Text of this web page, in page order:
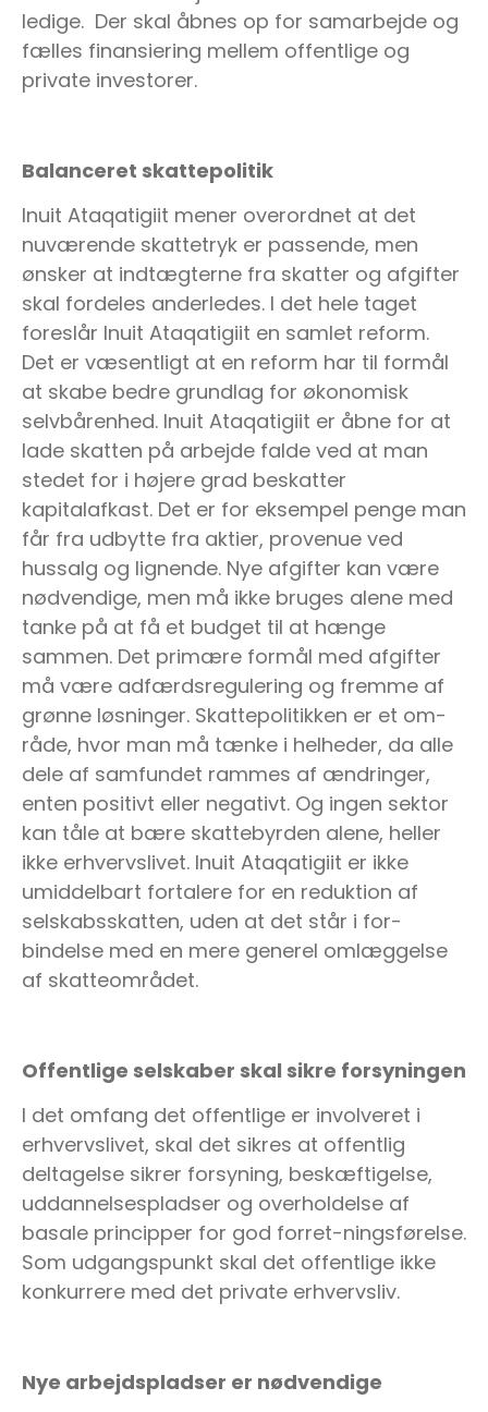
ledige. Der skal åbnes op for samarbejde og
fælles finansiering mellem offentlige og
private investorer.
Balanceret skattepolitik
Inuit Ataqatigiit mener overordnet at det
nuværende skattetryk er passende, men
ønsker at indtægterne fra skatter og afgifter
skal fordeles anderledes. I det hele taget
foreslår Inuit Ataqatigiit en samlet reform.
Det er væsentligt at en reform har til formål
at skabe bedre grundlag for økonomisk
selvbårenhed. Inuit Ataqatigiit er åbne for at
lade skatten på arbejde falde ved at man
stedet for i højere grad beskatter
kapitalafkast. Det er for eksempel penge man
får fra udbytte fra aktier, provenue ved
hussalg og lignende. Nye afgifter kan være
nødvendige, men må ikke bruges alene med
tanke på at få et budget til at hænge
sammen. Det primære formål med afgifter
må være adfærdsregulering og fremme af
grønne løsninger. Skattepolitikken er et om-
råde, hvor man må tænke i helheder, da alle
dele af samfundet rammes af ændringer,
enten positivt eller negativt. Og ingen sektor
kan tåle at bære skattebyrden alene, heller
ikke erhvervslivet. Inuit Ataqatigiit er ikke
umiddelbart fortalere for en reduktion af
selskabsskatten, uden at det står i for-
bindelse med en mere generel omlæggelse
af skatteområdet.
Offentlige selskaber skal sikre forsyningen
I det omfang det offentlige er involveret i
erhvervslivet, skal det sikres at offentlig
deltagelse sikrer forsyning, beskæftigelse,
uddannelsespladser og overholdelse af
basale principper for god forret-ningsførelse.
Som udgangspunkt skal det offentlige ikke
konkurrere med det private erhvervsliv.
Nye arbejdspladser er nødvendige